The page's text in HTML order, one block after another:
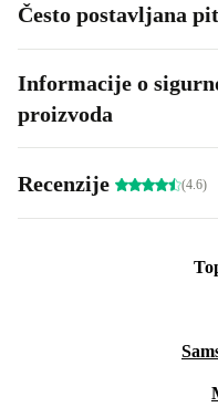
Često postavljana
Informacije o
proizvoda
Recenzije (4.6)